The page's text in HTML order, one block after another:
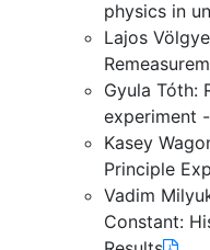
physics in
Lajos
Gyula Tóth:
experiment
Kasey
Principle
Vadim
Constant: